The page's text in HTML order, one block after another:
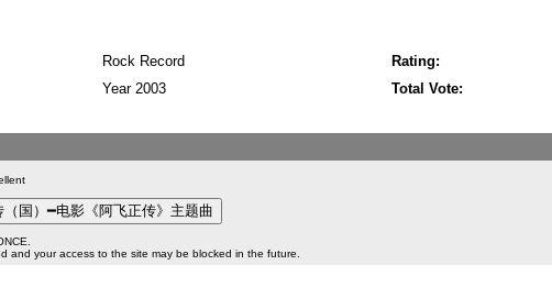
Rock Record Rating:
Year 2003 Total Vote:
and your access to the site may be blocked in the future.